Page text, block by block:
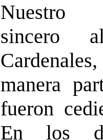
Nuestro
sincero
manera
fueron
En los